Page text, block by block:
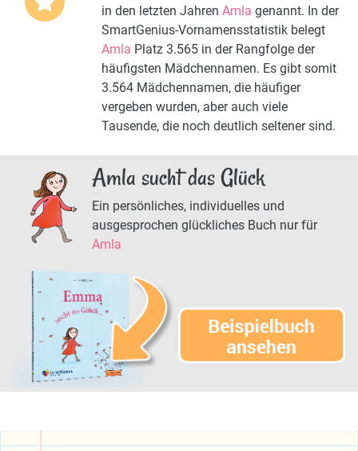
in den letzten Jahren Amla genannt. In der
SmartGenius-Vornamensstatistik belegt
Amla Platz 3.565 in der Rangfolge der
häufigsten Mädchennamen. Es gibt somit
3.564 Mädchennamen, die häufiger
vergeben wurden, aber auch viele
Tausende, die noch deutlich seltener sind.
Amla sucht das Glück
Ein persönliches, individuelles und
ausgesprochen glückliches Buch nur für
Amla